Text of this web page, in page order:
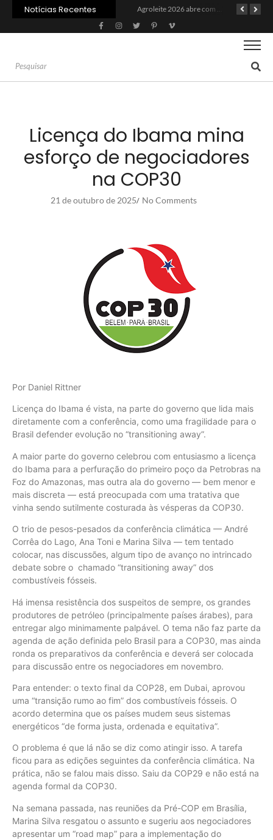
Notícias Recentes Crise do agro avança para além da porteira
Licença do Ibama mina
esforço de negociadores
na COP30
21 de outubro de 2025/ No Comments
Por Daniel Rittner
Licença do Ibama é vista, na parte do governo que lida mais
diretamente com a conferência, como uma fragilidade para o
Brasil defender evolução no “transitioning away”.
A maior parte do governo celebrou com entusiasmo a licença
do Ibama para a perfuração do primeiro poço da Petrobras na
Foz do Amazonas, mas outra ala do governo — bem menor e
mais discreta — está preocupada com uma tratativa que
vinha sendo sutilmente costurada às vésperas da COP30.
O trio de pesos-pesados da conferência climática — André
Corrêa do Lago, Ana Toni e Marina Silva — tem tentado
colocar, nas discussões, algum tipo de avanço no intrincado
debate sobre o chamado “transitioning away” dos
combustíveis fósseis.
Há imensa resistência dos suspeitos de sempre, os grandes
produtores de petróleo (principalmente países árabes), para
entregar algo minimamente palpável. O tema não faz parte da
agenda de ação definida pelo Brasil para a COP30, mas ainda
ronda os preparativos da conferência e deverá ser colocada
para discussão entre os negociadores em novembro.
Para entender: o texto final da COP28, em Dubai, aprovou
uma “transição rumo ao fim” dos combustíveis fósseis. O
acordo determina que os países mudem seus sistemas
energéticos “de forma justa, ordenada e equitativa”.
O problema é que lá não se diz como atingir isso. A tarefa
ficou para as edições seguintes da conferência climática. Na
prática, não se falou mais disso. Saiu da COP29 e não está na
agenda formal da COP30.
Na semana passada, nas reuniões da Pré-COP em Brasília,
Marina Silva resgatou o assunto e sugeriu aos negociadores
apresentar um “road map” para a implementação do